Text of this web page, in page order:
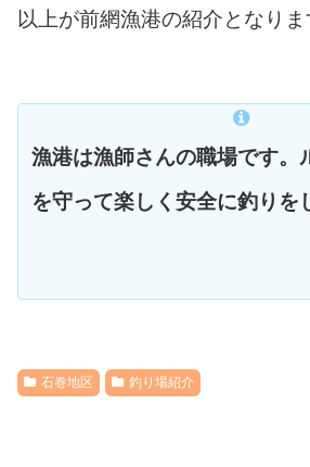
以上が前網漁港の紹介となりま
漁港は漁師さんの職場です。
を守って楽しく安全に釣りを
石巻地区 釣り場紹介